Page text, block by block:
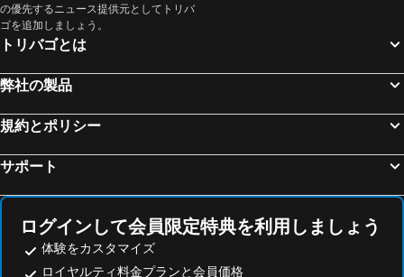
の優先するニュース提供元としてトリバ
ゴを追加しましょう。
トリバゴとは
弊社の製品
規約とポリシー
サポート
ログインして会員限定特典を利用しましょう
体験をカスタマイズ
ロイヤルティ料金プランと会員価格